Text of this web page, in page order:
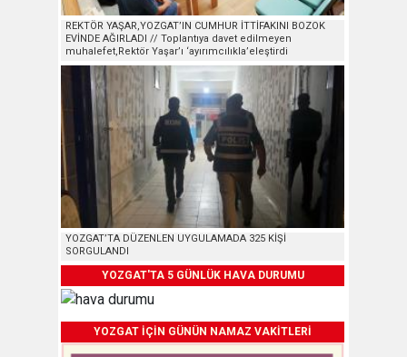
REKTÖR YAŞAR,YOZGAT’IN CUMHUR İTTİFAKINI BOZOK
EVİNDE AĞIRLADI // Toplantıya davet edilmeyen
muhalefet,Rektör Yaşar’ı ‘ayırımcılıkla’eleştirdi
YOZGAT’TA DÜZENLEN UYGULAMADA 325 KİŞİ
SORGULANDI
YOZGAT'TA 5 GÜNLÜK HAVA DURUMU
YOZGAT İÇİN GÜNÜN NAMAZ VAKİTLERİ